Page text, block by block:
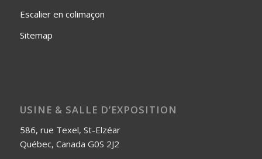
Escalier en colimaçon
Sitemap
USINE & SALLE D’EXPOSITION
586, rue Texel, St-Elzéar
Québec, Canada G0S 2J2